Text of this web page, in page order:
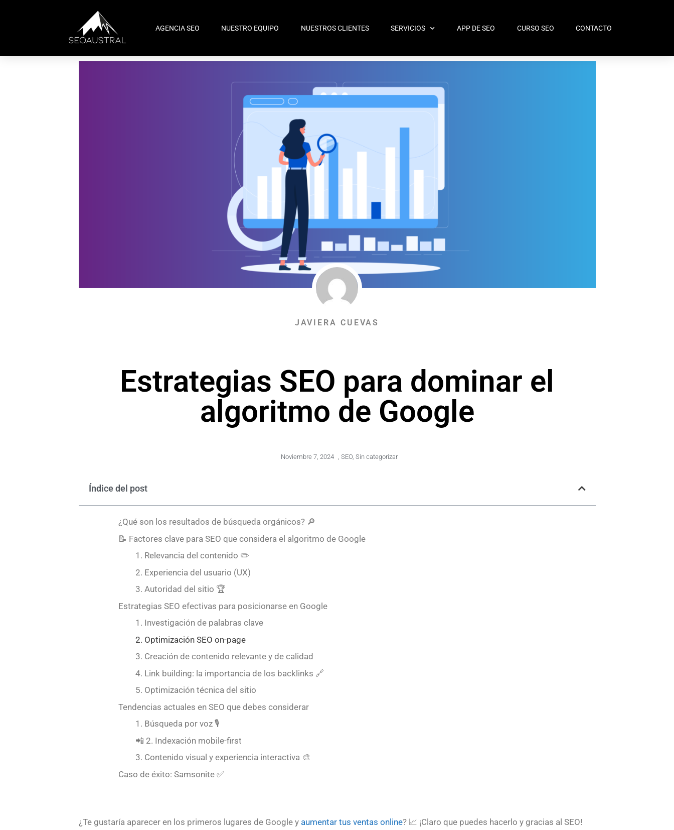
AGENCIA SEO NUESTRO EQUIPO NUESTROS CLIENTES SERVICIOS APP DE SEO CURSO SEO CONTACTO
JAVIERA CUEVAS
Estrategias SEO para dominar el
algoritmo de Google
Noviembre 7, 2024 , SEO, Sin categorizar
Índice del post
¿Qué son los resultados de búsqueda orgánicos? 🔎
📝 Factores clave para SEO que considera el algoritmo de Google
1. Relevancia del contenido ✏️
2. Experiencia del usuario (UX)
3. Autoridad del sitio 🏆
Estrategias SEO efectivas para posicionarse en Google
1. Investigación de palabras clave
2. Optimización SEO on-page
3. Creación de contenido relevante y de calidad
4. Link building: la importancia de los backlinks 🔗
5. Optimización técnica del sitio
Tendencias actuales en SEO que debes considerar
1. Búsqueda por voz 🎙️
📲 2. Indexación mobile-first
3. Contenido visual y experiencia interactiva 🎨
Caso de éxito: Samsonite ✅
¿Te gustaría aparecer en los primeros lugares de Google y aumentar tus ventas online? 📈 ¡Claro que puedes hacerlo y gracias al SEO!